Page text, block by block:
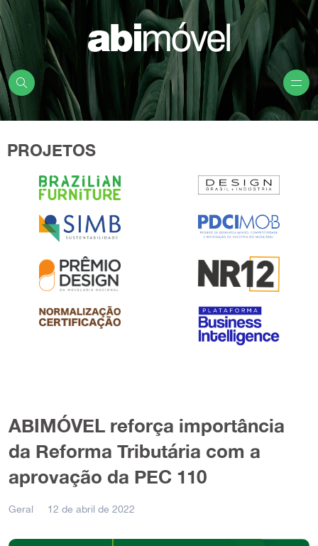
PROJETOS
ABIMÓVEL reforça importância
da Reforma Tributária com a
aprovação da PEC 110
Geral 12 de abril de 2022